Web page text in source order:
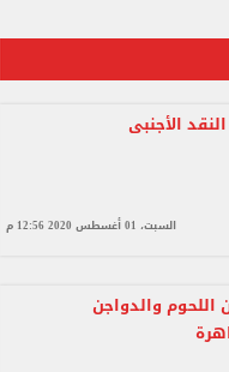
الأجنبى
السبت، 01 أغسطس 2020 12:56 م
والدواجن